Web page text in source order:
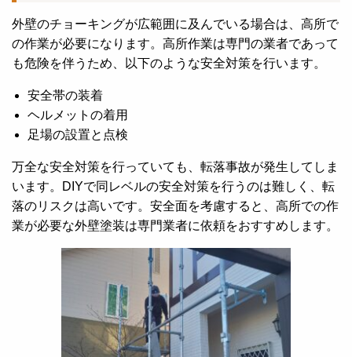
外壁のチョーキングが広範囲に及んでいる場合は、高所で
の作業が必要になります。高所作業は専門の業者であって
も危険を伴うため、以下のような安全対策を行います。
安全帯の装着
ヘルメットの着用
足場の設置と点検
万全な安全対策を行っていても、転落事故が発生してしま
います。DIYで同レベルの安全対策を行うのは難しく、転
落のリスクは高いです。安全面を考慮すると、高所での作
業が必要な外壁塗装は専門業者に依頼をおすすめします。